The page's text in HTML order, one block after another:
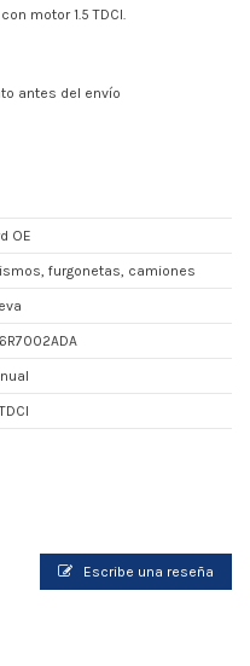
motor 1.5 TDCI.
antes del envío
OE
furgonetas, camiones
Escribe una reseña